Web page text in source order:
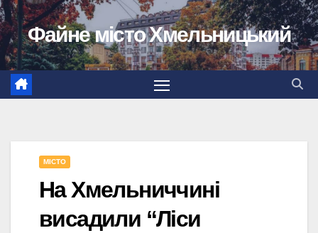
Перейти
до
вмісту
Файне місто Хмельницький
МІСТО
На Хмельниччині
висадили “Ліси